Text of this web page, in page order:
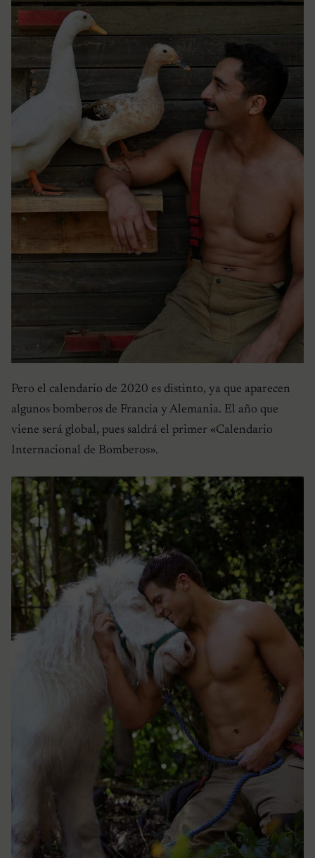
Pero el calendario de 2020 es distinto, ya que aparecen
algunos bomberos de Francia y Alemania. El año que
viene será global, pues saldrá el primer «Calendario
Internacional de Bomberos».